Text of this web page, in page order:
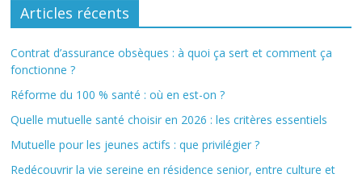
Articles récents
Contrat d’assurance obsèques : à quoi ça sert et comment ça
fonctionne ?
Réforme du 100 % santé : où en est-on ?
Quelle mutuelle santé choisir en 2026 : les critères essentiels
Mutuelle pour les jeunes actifs : que privilégier ?
Redécouvrir la vie sereine en résidence senior, entre culture et